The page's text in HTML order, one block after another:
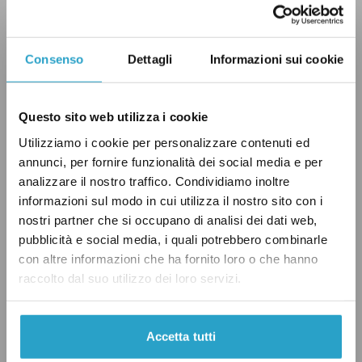
Consenso Dettagli Informazioni sui cookie
Questo sito web utilizza i cookie
Utilizziamo i cookie per personalizzare contenuti ed
annunci, per fornire funzionalità dei social media e per
analizzare il nostro traffico. Condividiamo inoltre
informazioni sul modo in cui utilizza il nostro sito con i
nostri partner che si occupano di analisi dei dati web,
pubblicità e social media, i quali potrebbero combinarle
con altre informazioni che ha fornito loro o che hanno
raccolto dal suo utilizzo dei loro servizi.
Accetta tutti
“Giornata della memoria” ha ritwittato una
decina di tweet in ricordo dello sterminio nazi-
fascista.
Roberto Speranza non ha celebrato sui social il
“Giorno del ricordo”, mentre ha dedicato un
post per social alla “Giornata della memoria”.
Stessa scelta è stata fatta dal presidente del
Movimento 5 stelle Giuseppe Conte, mentre il
leader di Italia viva Matteo Renzi non ha
pubblicato alcun contenuto, né in ricordo delle
foibe né della Shoah, scelta in controtendenza
rispetto a quanto fatto nel